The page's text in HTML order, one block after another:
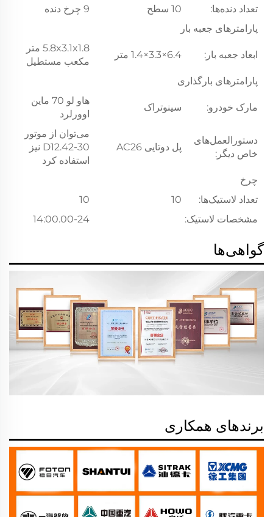
تعداد دنده‌ها:
10 سطح
9 چرخ دنده
پارامترهای جعبه بار
ابعاد جعبه بار: 6.4×3.3×1.4 متر
5.8x3.1x1.8 متر
مکعب مستطیل
پارامترهای بارگذاری
مارک خودرو: سینوتراک
هاو لو 70 ماین
اوورلرد
دستورالعمل‌های
خاص دیگر:
پل دوتایی AC26
می‌توان از موتور
D12.42-30 نیز
استفاده کرد
چرخ
تعداد لاستیک‌ها:
10
10
مشخصات لاستیک:
14:00.00-24
گواهی‌ها
برندهای همکاری